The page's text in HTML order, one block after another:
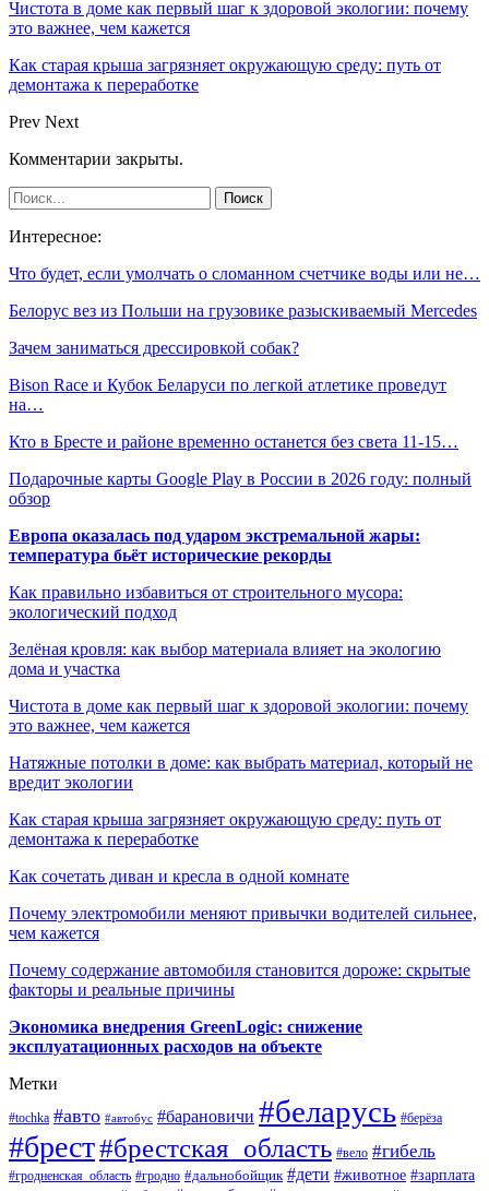
Чистота в доме как первый шаг к здоровой экологии: почему
это важнее, чем кажется
Как старая крыша загрязняет окружающую среду: путь от
демонтажа к переработке
Prev Next
Комментарии закрыты.
Интересное:
Что будет, если умолчать о сломанном счетчике воды или не…
Белорус вез из Польши на грузовике разыскиваемый Mercedes
Зачем заниматься дрессировкой собак?
Bison Race и Кубок Беларуси по легкой атлетике проведут
на…
Кто в Бресте и районе временно останется без света 11-15…
Подарочные карты Google Play в России в 2026 году: полный
обзор
Европа оказалась под ударом экстремальной жары:
температура бьёт исторические рекорды
Как правильно избавиться от строительного мусора:
экологический подход
Зелёная кровля: как выбор материала влияет на экологию
дома и участка
Чистота в доме как первый шаг к здоровой экологии: почему
это важнее, чем кажется
Натяжные потолки в доме: как выбрать материал, который не
вредит экологии
Как старая крыша загрязняет окружающую среду: путь от
демонтажа к переработке
Как сочетать диван и кресла в одной комнате
Почему электромобили меняют привычки водителей сильнее,
чем кажется
Почему содержание автомобиля становится дороже: скрытые
факторы и реальные причины
Экономика внедрения GreenLogic: снижение
эксплуатационных расходов на объекте
Метки
#tochka #авто #автобус #барановичи #беларусь #берёза
#брест#брестская_область #вело #гибель
#гродненская_область #гродно #дальнобойщик #дети #животное #зарплата